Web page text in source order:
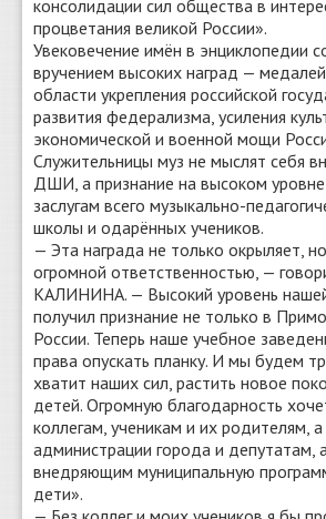
консолидации сил общества в
процветания великой России».
Увековечение имён в энциклопедии
вручением высоких наград — медалей
области укрепления российской
развития федерализма, усиления
экономической и военной мощи
Служительницы муз не мыслят себя
ДШИ, а признание на высоком
заслугам всего музыкально-
школы и одарённых учеников.
— Эта награда не только окрыляет,
огромной ответственностью, —
КАЛИНИНА. — Высокий уровень
получил признание не только в
России. Теперь наше учебное
права опускать планку. И мы будем
хватит наших сил, растить новое
детей. Огромную благодарность
коллегам, ученикам и их родителям,
администрации города и депутатам,
внедряющим муниципальную
дети».